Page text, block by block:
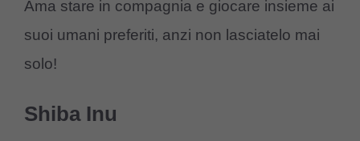
Ama stare in compagnia e giocare insieme ai
suoi umani preferiti, anzi non lasciatelo mai
solo!
Shiba Inu